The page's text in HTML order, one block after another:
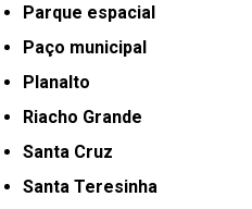
Parque espacial
Paço municipal
Planalto
Riacho Grande
Santa Cruz
Santa Teresinha